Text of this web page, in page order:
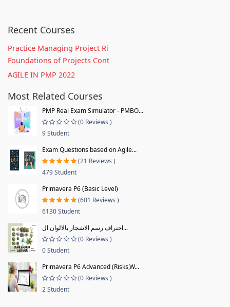
Recent Courses
Practice Managing Project Ri
Foundations of Projects Cont
AGILE IN PMP 2022
Most Related Courses
PMP Real Exam Simulator - PMBO...
(0 Reviews )
9 Student
Exam Questions based on Agile...
(21 Reviews )
479 Student
Primavera P6 (Basic Level)
(601 Reviews )
6130 Student
احتراف رسم الاشجار بالالوان ال...
(0 Reviews )
0 Student
Primavera P6 Advanced (Risks,W...
(0 Reviews )
2 Student